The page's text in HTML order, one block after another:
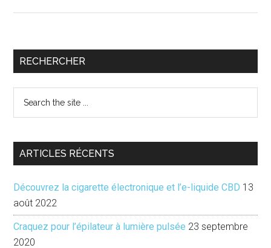
patrimoine
2013
Barre
principale
RECHERCHER
...
ARTICLES RÉCENTS
Découvrez la cigarette électronique et l’e-liquide CBD 13
août 2022
Craquez pour l’épilateur à lumière pulsée 23 septembre
2020